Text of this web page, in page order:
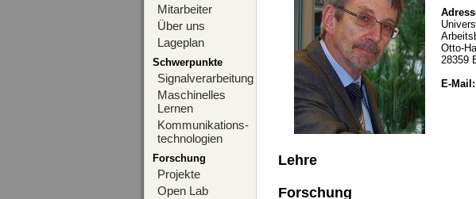
Mitarbeiter
Über uns
Lageplan
Schwerpunkte
Signalverarbeitung
Maschinelles
Lernen
Kommunikations-
technologien
Forschung
Projekte
Open Lab
Otto-
28359
E-Mail :
Lehre
Forschung